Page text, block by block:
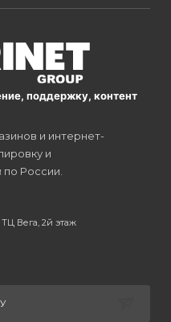
поддержку, контент
и интернет-
и
России.
ТЦ Вега, 2й этаж